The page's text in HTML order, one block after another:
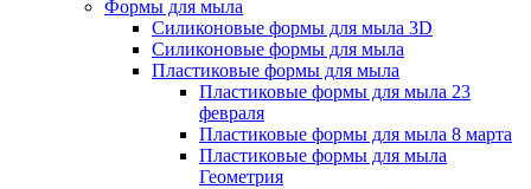
Формы для мыла
Силиконовые формы для мыла 3D
Силиконовые формы для мыла
Пластиковые формы для мыла
Пластиковые формы для мыла 23
февраля
Пластиковые формы для мыла 8 марта
Пластиковые формы для мыла
Геометрия